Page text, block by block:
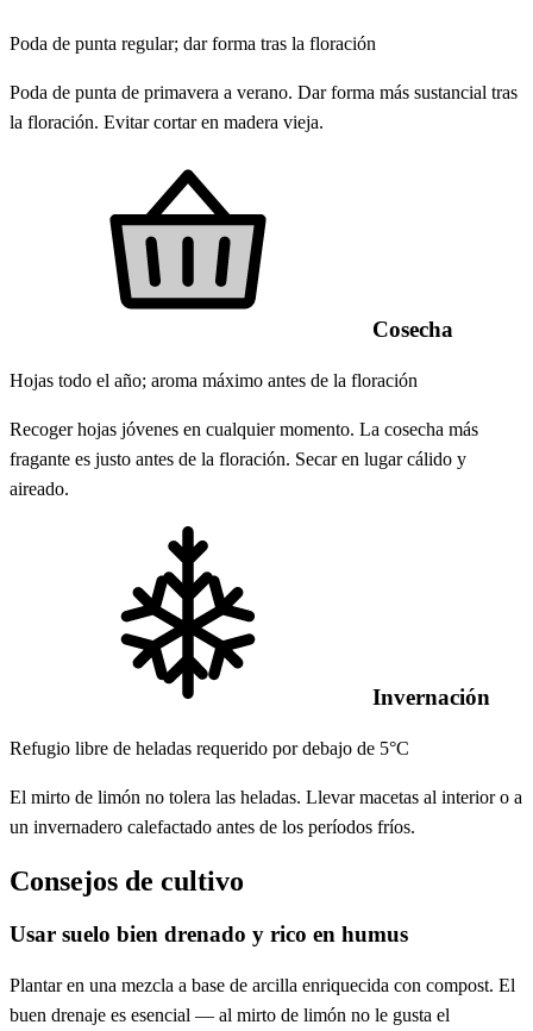
Poda de punta regular; dar forma tras la floración
Poda de punta de primavera a verano. Dar forma más sustancial tras
la floración. Evitar cortar en madera vieja.
Cosecha
Hojas todo el año; aroma máximo antes de la floración
Recoger hojas jóvenes en cualquier momento. La cosecha más
fragante es justo antes de la floración. Secar en lugar cálido y
aireado.
Invernación
Refugio libre de heladas requerido por debajo de 5°C
El mirto de limón no tolera las heladas. Llevar macetas al interior o a
un invernadero calefactado antes de los períodos fríos.
Consejos de cultivo
Usar suelo bien drenado y rico en humus
Plantar en una mezcla a base de arcilla enriquecida con compost. El
buen drenaje es esencial — al mirto de limón no le gusta el